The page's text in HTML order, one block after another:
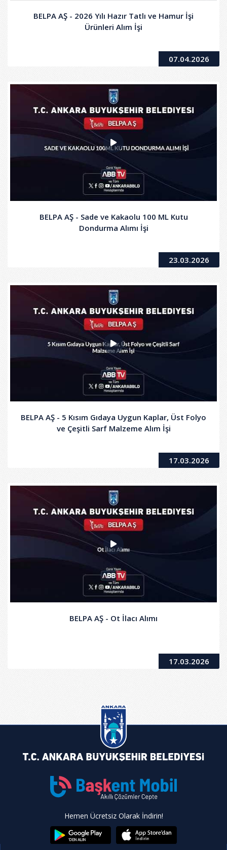
BELPA AŞ - 2026 Yılı Hazır Tatlı ve Hamur İşi
Ürünleri Alım İşi
07.04.2026
BELPA AŞ - Sade ve Kakaolu 100 ML Kutu
Dondurma Alımı İşi
23.03.2026
BELPA AŞ - 5 Kısım Gıdaya Uygun Kaplar, Üst Folyo
ve Çeşitli Sarf Malzeme Alım İşi
17.03.2026
BELPA AŞ - Ot İlacı Alımı
17.03.2026
Hemen Ücretsiz Olarak İndirin!